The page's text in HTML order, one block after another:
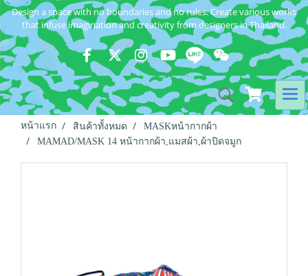
Design a space with no boundaries and no rules. Create various works
that infuse imagination and creativity from designers in Thailand.
หน้าแรก สินค้าทั้งหมด
MASKหน้ากากผ้า
MAMAD/MASK 14 หน้ากากผ้า,แมสผ้า,ผ้าปิดจมูก